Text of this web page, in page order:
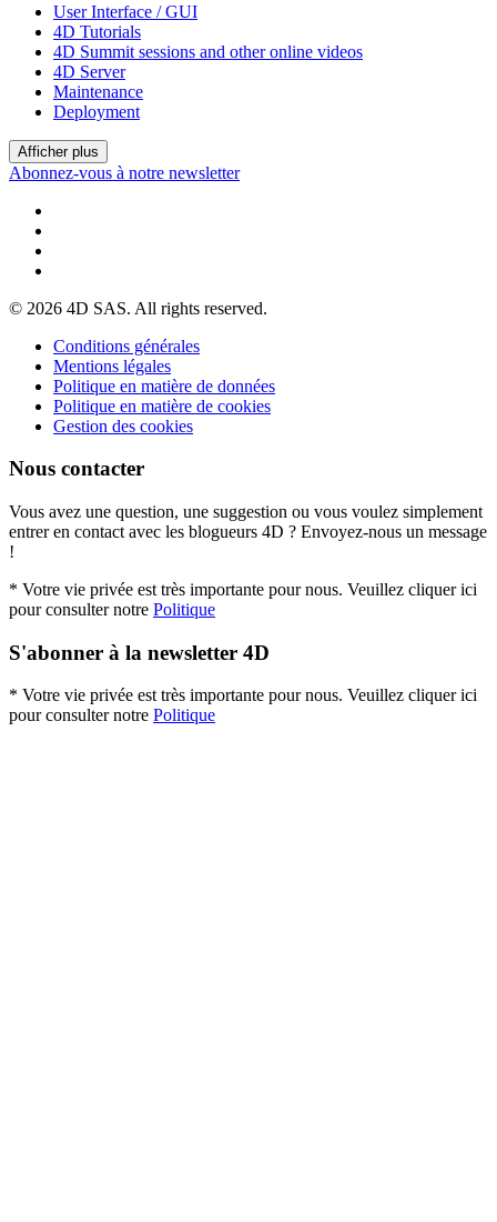
User Interface / GUI
4D Tutorials
4D Summit sessions and other online videos
4D Server
Maintenance
Deployment
Afficher plus
Abonnez-vous à notre newsletter
© 2026 4D SAS. All rights reserved.
Conditions générales
Mentions légales
Politique en matière de données
Politique en matière de cookies
Gestion des cookies
Nous contacter
Vous avez une question, une suggestion ou vous voulez simplement
entrer en contact avec les blogueurs 4D ? Envoyez-nous un message
!
* Votre vie privée est très importante pour nous. Veuillez cliquer ici
pour consulter notre Politique
S'abonner à la newsletter 4D
* Votre vie privée est très importante pour nous. Veuillez cliquer ici
pour consulter notre Politique